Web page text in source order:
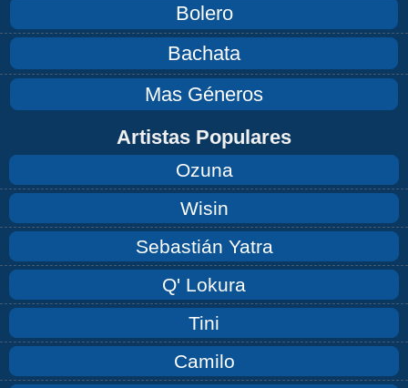
Bolero
Bachata
Mas Géneros
Artistas Populares
Ozuna
Wisin
Sebastián Yatra
Q' Lokura
Tini
Camilo